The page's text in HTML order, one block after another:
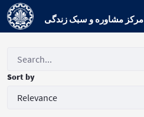
مرکز مشاوره و سبک زندگی
Sort by